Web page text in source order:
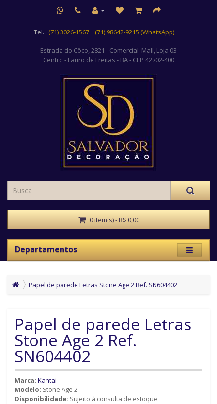
Tel. (71) 3026-1567 (71) 98642-9215 (WhatsApp)
Estrada do Côco, 2821 - Comercial. Mall, Loja 03
Centro - Lauro de Freitas - BA - CEP 42702-400
0 item(s) - R$ 0,00
Departamentos
Papel de parede Letras Stone Age 2 Ref. SN604402
Papel de parede Letras
Stone Age 2 Ref.
SN604402
Marca: Kantai
Modelo: Stone Age 2
Disponibilidade: Sujeito à consulta de estoque